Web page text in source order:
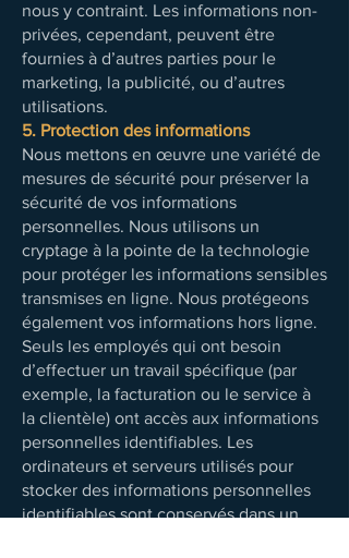
nous y contraint. Les informations non-
privées, cependant, peuvent être
fournies à d’autres parties pour le
marketing, la publicité, ou d’autres
utilisations.
5. Protection des informations
Nous mettons en œuvre une variété de
mesures de sécurité pour préserver la
sécurité de vos informations
personnelles. Nous utilisons un
cryptage à la pointe de la technologie
pour protéger les informations sensibles
transmises en ligne. Nous protégeons
également vos informations hors ligne.
Seuls les employés qui ont besoin
d’effectuer un travail spécifique (par
exemple, la facturation ou le service à
la clientèle) ont accès aux informations
personnelles identifiables. Les
ordinateurs et serveurs utilisés pour
stocker des informations personnelles
identifiables sont conservés dans un